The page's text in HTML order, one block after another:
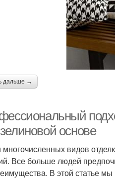
дальше →
основе
видов
Все больше людей
В этой статье